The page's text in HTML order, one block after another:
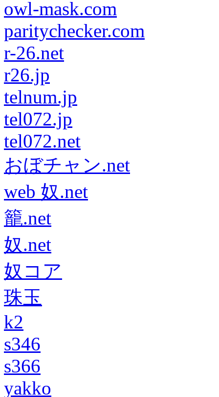
owl-mask.com
paritychecker.com
r-26.net
r26.jp
telnum.jp
tel072.jp
tel072.net
おぼチャン.net
web 奴.net
籠.net
奴.net
奴コア
珠玉
k2
s346
s366
yakko